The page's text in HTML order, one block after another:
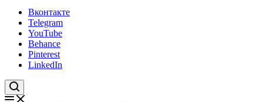
Вконтакте
Telegram
YouTube
Behance
Pinterest
LinkedIn